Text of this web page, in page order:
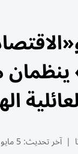
| آخر تحديث:5 مايو 11:52 2026